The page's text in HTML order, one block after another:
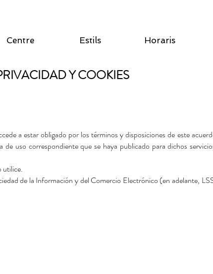
Centre Estils Horaris
Y COOKIES
a estar obligado por los términos y disposiciones de este
uso correspondiente que se haya publicado para dichos
utilice.
de la Información y del Comercio Electrónico (en adelante,